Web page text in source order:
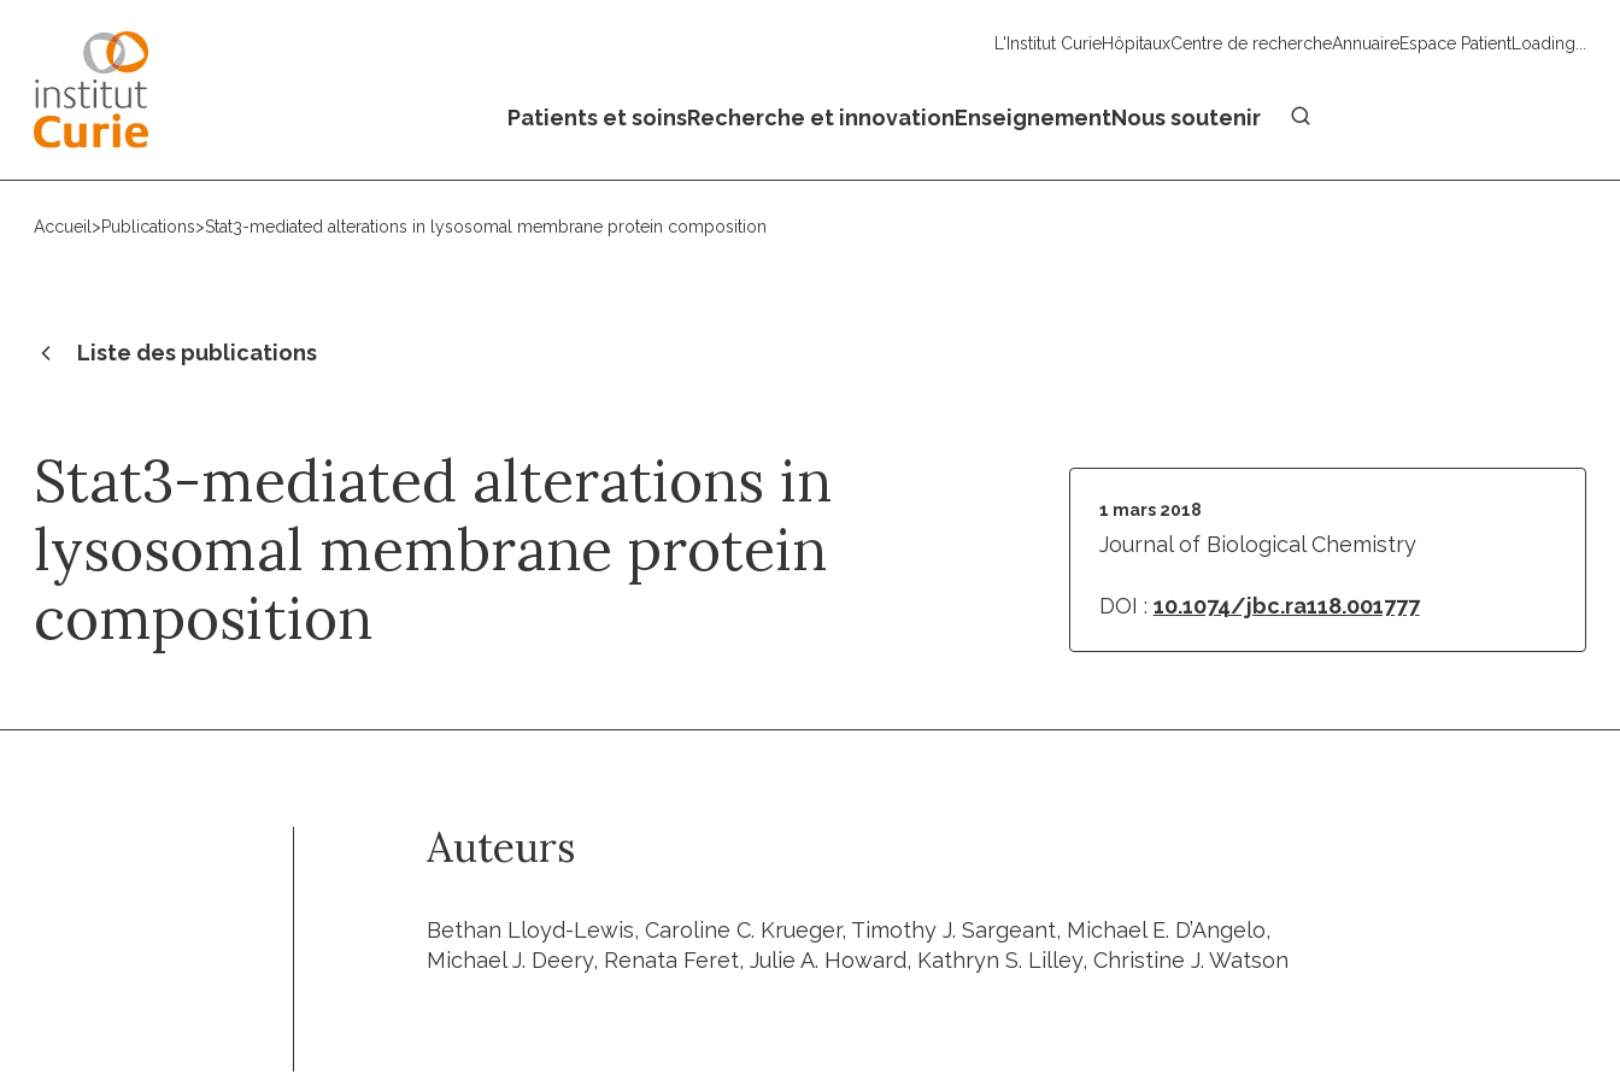
L'Institut CurieHôpitauxCentre de rechercheAnnuaireEspace PatientLoading...
Patients et soinsRecherche et innovationEnseignementNous soutenir
Accueil >Publications>Stat3-mediated alterations in lysosomal membrane protein composition
Liste des publications
Stat3-mediated alterations in
lysosomal membrane protein
composition
1 mars 2018
Journal of Biological Chemistry
DOI : 10.1074/jbc.ra118.001777
Auteurs
Bethan Lloyd-Lewis, Caroline C. Krueger, Timothy J. Sargeant, Michael E. D’Angelo,
Michael J. Deery, Renata Feret, Julie A. Howard, Kathryn S. Lilley, Christine J. Watson